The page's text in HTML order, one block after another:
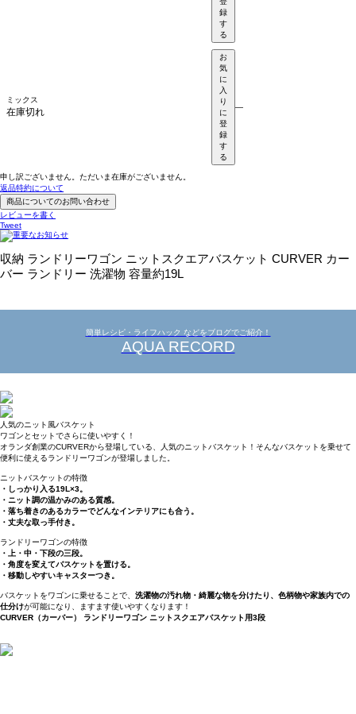
録
す
る
ミックス
在庫切れ
お
気
に
入
り
に
登
録
す
る
—
申し訳ございません。ただいま在庫がございません。
返品特約について
商品についてのお問い合わせ
レビューを書く
Tweet
収納 ランドリーワゴン ニットスクエアバスケット CURVER カー
バー ランドリー 洗濯物 容量約19L
簡単レシピ・ライフハック などをブログでご紹介！
AQUA RECORD
人気のニット風バスケット
ワゴンとセットでさらに使いやすく！
オランダ創業のCURVERから登場している、人気のニットバスケット！そんなバスケットを乗せて
便利に使えるランドリーワゴンが登場しました。
ニットバスケットの特徴
・しっかり入る19L×3。
・ニット調の温かみのある質感。
・落ち着きのあるカラーでどんなインテリアにも合う。
・丈夫な取っ手付き。
ランドリーワゴンの特徴
・上・中・下段の三段。
・角度を変えてバスケットを置ける。
・移動しやすいキャスターつき。
バスケットをワゴンに乗せることで、 洗濯物の汚れ物・綺麗な物を分けたり、色柄物や家族内での
仕分けが可能になり、ますます使いやすくなります！
CURVER（カーバー） ランドリーワゴン ニットスクエアバスケット用3段